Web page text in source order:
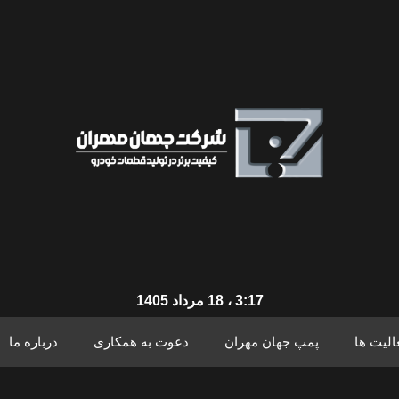
3:17 ، 18 مرداد 1405
ها پمپ جهان مهران دعوت به همکاری درباره ما